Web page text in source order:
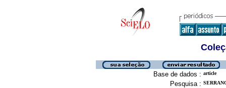
Base de dados : article
Pesquisa :